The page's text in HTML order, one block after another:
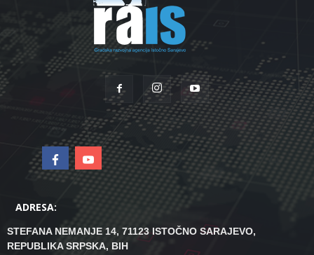
ADRESA:
STEFANA NEMANJE 14, 71123 ISTOČNO SARAJEVO,
REPUBLIKA SRPSKA, BIH